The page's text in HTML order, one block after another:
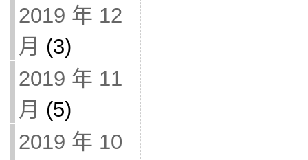
2019 年 12
月 (3)
2019 年 11
月 (5)
2019 年 10